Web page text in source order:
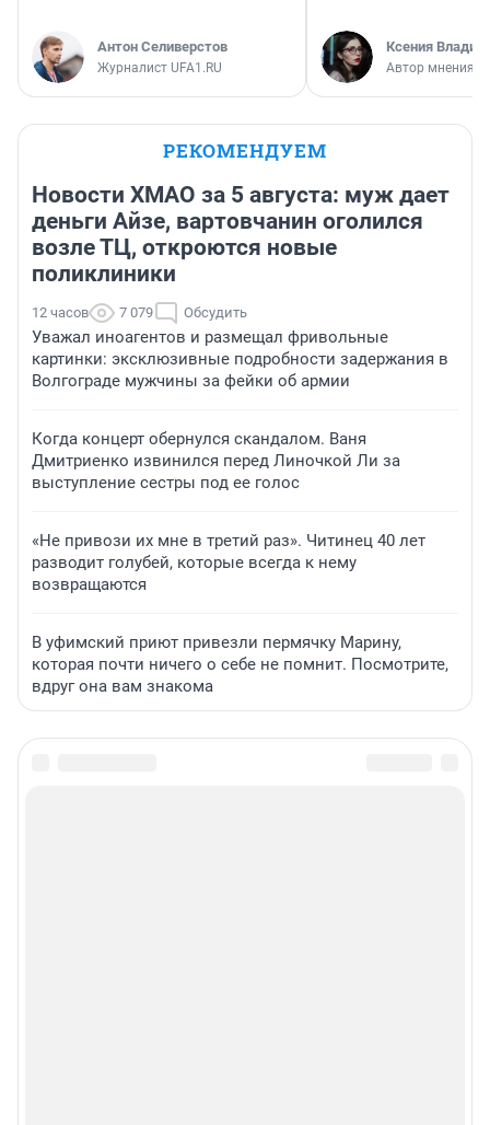
Антон Селиверстов
Журналист UFA1.RU
Ксения
Автор мнения
РЕКОМЕНДУЕМ
Новости ХМАО за 5 августа: муж дает
деньги Айзе, вартовчанин оголился
возле ТЦ, откроются новые
поликлиники
12 часов 7 079 Обсудить
Уважал иноагентов и размещал фривольные
картинки: эксклюзивные подробности задержания в
Волгограде мужчины за фейки об армии
Когда концерт обернулся скандалом. Ваня
Дмитриенко извинился перед Линочкой Ли за
выступление сестры под ее голос
«Не привози их мне в третий раз». Читинец 40 лет
разводит голубей, которые всегда к нему
возвращаются
В уфимский приют привезли пермячку Марину,
которая почти ничего о себе не помнит. Посмотрите,
вдруг она вам знакома